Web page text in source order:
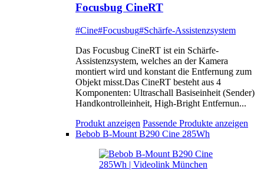
Focusbug CineRT
#Cine#Focusbug#Schärfe-Assistenzsystem
Das Focusbug CineRT ist ein Schärfe-
Assistenzsystem, welches an der Kamera
montiert wird und konstant die Entfernung zum
Objekt misst.Das CineRT besteht aus 4
Komponenten: Ultraschall Basiseinheit (Sender)
Handkontrolleinheit, High-Bright Entfernun...
Produkt anzeigen Passende Produkte anzeigen
Bebob B-Mount B290 Cine 285Wh